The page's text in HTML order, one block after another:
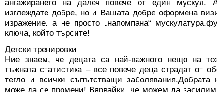
ангажирането на далеч повече от един мускул.
изглеждате добре, но и Вашата добре оформена
изражение, а не просто „напомпана“
ключа, който търсите!
Детски тренировки
Ние знаем, че децата са най-важното нещо на
тъжната статистика – все повече деца страдат от
тегло и всички съпътстващи
може да се промени! Вярвайки, че можем да